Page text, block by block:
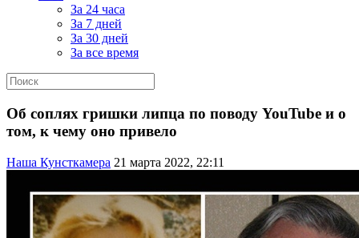
За 24 часа
За 7 дней
За 30 дней
За все время
Об соплях гришки липца по поводу YouTube и о
том, к чему оно привело
Наша Кунсткамера 21 марта 2022, 22:11